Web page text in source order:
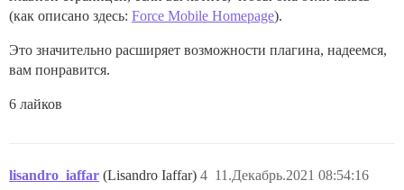
(как описано здесь: Force Mobile Homepage).
Это значительно расширяет возможности плагина, надеемся,
вам понравится.
6 лайков
lisandro_iaffar (Lisandro Iaffar) 11.Декабрь.2021 08:54:16
4